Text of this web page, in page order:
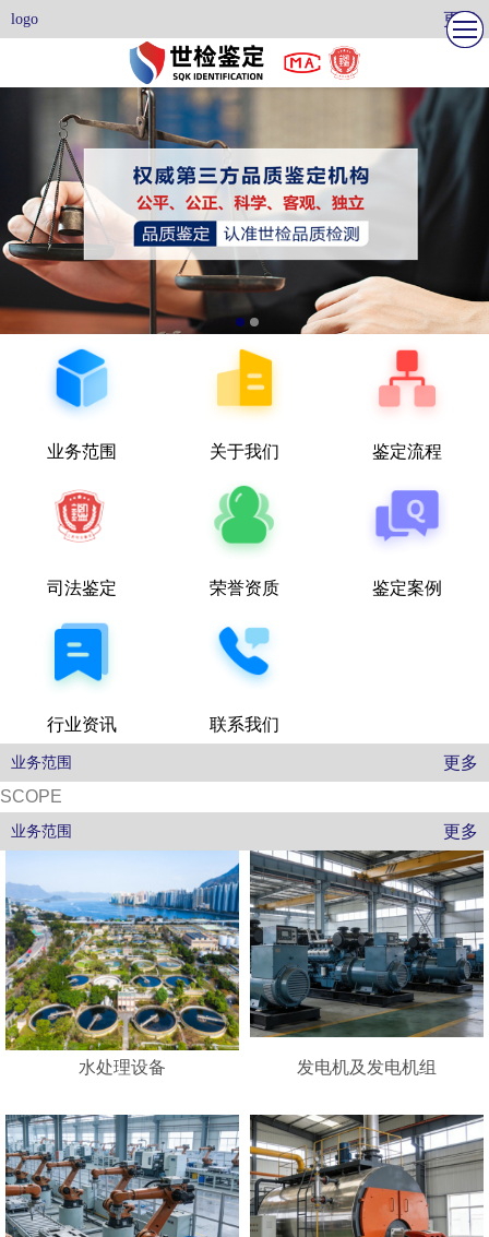
logo 更多
业务范围 关于我们 鉴定流程
司法鉴定 荣誉资质 鉴定案例
行业资讯 联系我们
业务范围
更多
SCOPE
业务范围 更多
水处理设备 发电机及发电机组